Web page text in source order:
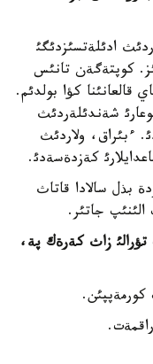
ادئلةتسئزدئگئ
كوپتةگةن تانئس
قالعانئنا كؤا بولدئم.
شةندئلةردئث
ءبئراق، ولاردئث
كةزدةسةدئ.
بذل سالادا قاتاث
الئنئپ جاتئر.
تؤرالئ زاث كةرةك پة،